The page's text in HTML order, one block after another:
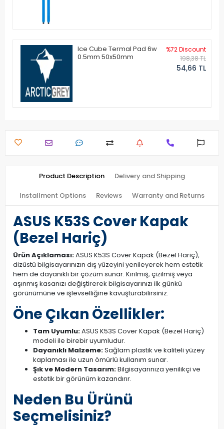
Ice Cube Termal Pad 6w
0.5mm 50x50mm
%72 Discount
198,38 TL
54,66 TL
Product Description Delivery and Shipping
Installment Options Reviews Warranty and Returns
ASUS K53S Cover Kapak
(Bezel Hariç)
Ürün Açıklaması:ASUS K53S Cover Kapak (Bezel Hariç),
dizüstü bilgisayarınızın dış yüzeyini yenileyerek hem estetik
hem de dayanıklı bir çözüm sunar. Kırılmış, çizilmiş veya
aşınmış kasanızı değiştirerek bilgisayarınızı ilk günkü
görünümüne ve işlevselliğine kavuşturabilirsiniz.
Öne Çıkan Özellikler:
Tam Uyumlu:ASUS K53S Cover Kapak (Bezel Hariç)
modeli ile birebir uyumludur.
Dayanıklı Malzeme:Sağlam plastik ve kaliteli yüzey
kaplaması ile uzun ömürlü kullanım sunar.
Şık ve Modern Tasarım:Bilgisayarınıza yenilikçi ve
estetik bir görünüm kazandırır.
Neden Bu Ürünü
Seçmelisiniz?